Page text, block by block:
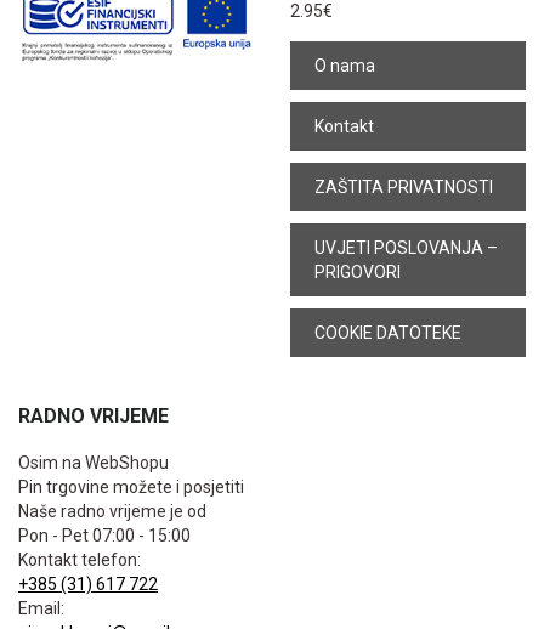
2.95€
O nama
Kontakt
ZAŠTITA PRIVATNOSTI
UVJETI POSLOVANJA –
PRIGOVORI
COOKIE DATOTEKE
RADNO VRIJEME
Osim na WebShopu
Pin trgovine možete i posjetiti
Naše radno vrijeme je od
Pon - Pet 07:00 - 15:00
Kontakt telefon:
+385 (31) 617 722
Email: